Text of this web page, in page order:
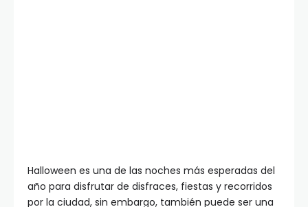
Halloween es una de las noches más esperadas del
año para disfrutar de disfraces, fiestas y recorridos
por la ciudad, sin embargo, también puede ser una